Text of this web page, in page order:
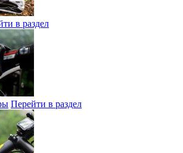
в раздел
Перейти в раздел